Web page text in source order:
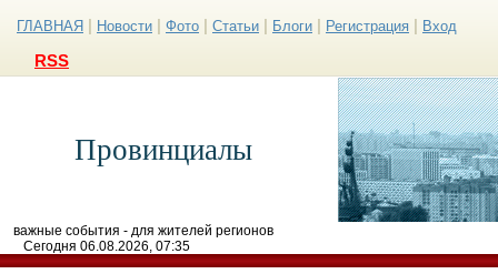
ГЛАВНАЯ Новости Фото Статьи Блоги Регистрация Вход
RSS
Провинциалы
важные события - для жителей регионов
Сегодня 06.08.2026, 07:35